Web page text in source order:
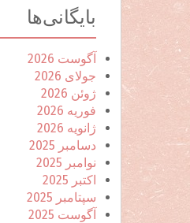
بایگانی‌ها
آگوست 2026
جولای 2026
ژوئن 2026
فوریه 2026
ژانویه 2026
دسامبر 2025
نوامبر 2025
اکتبر 2025
سپتامبر 2025
آگوست 2025